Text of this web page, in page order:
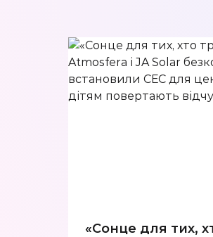
«Сонце для тих,